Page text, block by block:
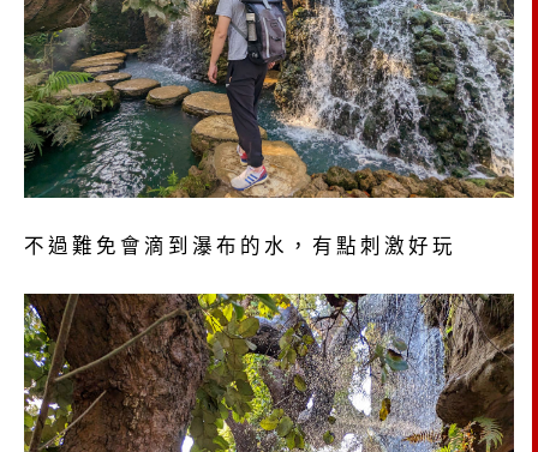
不過難免會滴到瀑布的水，有點刺激好玩